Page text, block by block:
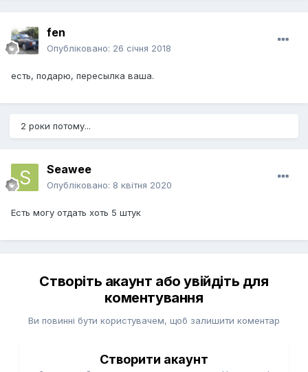
fen
Опубліковано: 26 січня 2018
есть, подарю, пересылка ваша.
2 роки потому...
Seawee
Опубліковано: 8 квітня 2020
Есть могу отдать хоть 5 штук
Створіть акаунт або увійдіть для
коментування
Ви повинні бути користувачем, щоб залишити коментар
Створити акаунт